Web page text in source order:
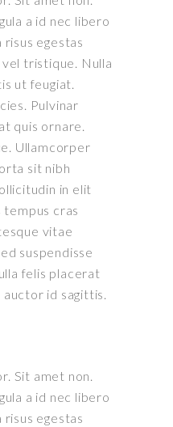
a id nec libero
risus egestas
tristique. Nulla
ut feugiat.
Pulvinar
quis ornare.
Ullamcorper
sit nibh
in elit
cras
vitae
suspendisse
felis placerat
auctor id sagittis.
Sit amet non.
a id nec libero
risus egestas